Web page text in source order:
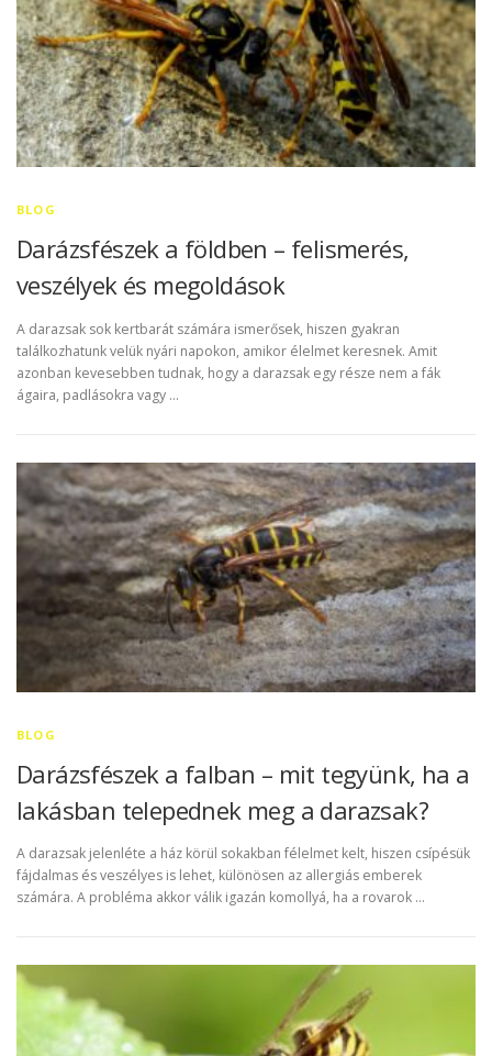
BLOG
Darázsfészek a földben – felismerés,
veszélyek és megoldások
A darazsak sok kertbarát számára ismerősek, hiszen gyakran
találkozhatunk velük nyári napokon, amikor élelmet keresnek. Amit
azonban kevesebben tudnak, hogy a darazsak egy része nem a fák
ágaira, padlásokra vagy …
BLOG
Darázsfészek a falban – mit tegyünk, ha a
lakásban telepednek meg a darazsak?
A darazsak jelenléte a ház körül sokakban félelmet kelt, hiszen csípésük
fájdalmas és veszélyes is lehet, különösen az allergiás emberek
számára. A probléma akkor válik igazán komollyá, ha a rovarok …